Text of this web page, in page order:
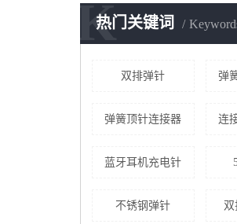
热门关键词
K
双排弹针 弹
弹簧顶针连接器 连
蓝牙耳机充电针
不锈钢弹针